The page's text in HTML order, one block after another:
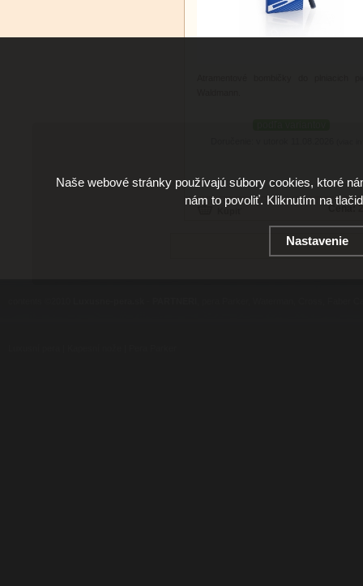
Cena:
Naše webové stránky používajú súbory cookies, ktoré
nám to povoliť. Kliknutím na
Nastavenie